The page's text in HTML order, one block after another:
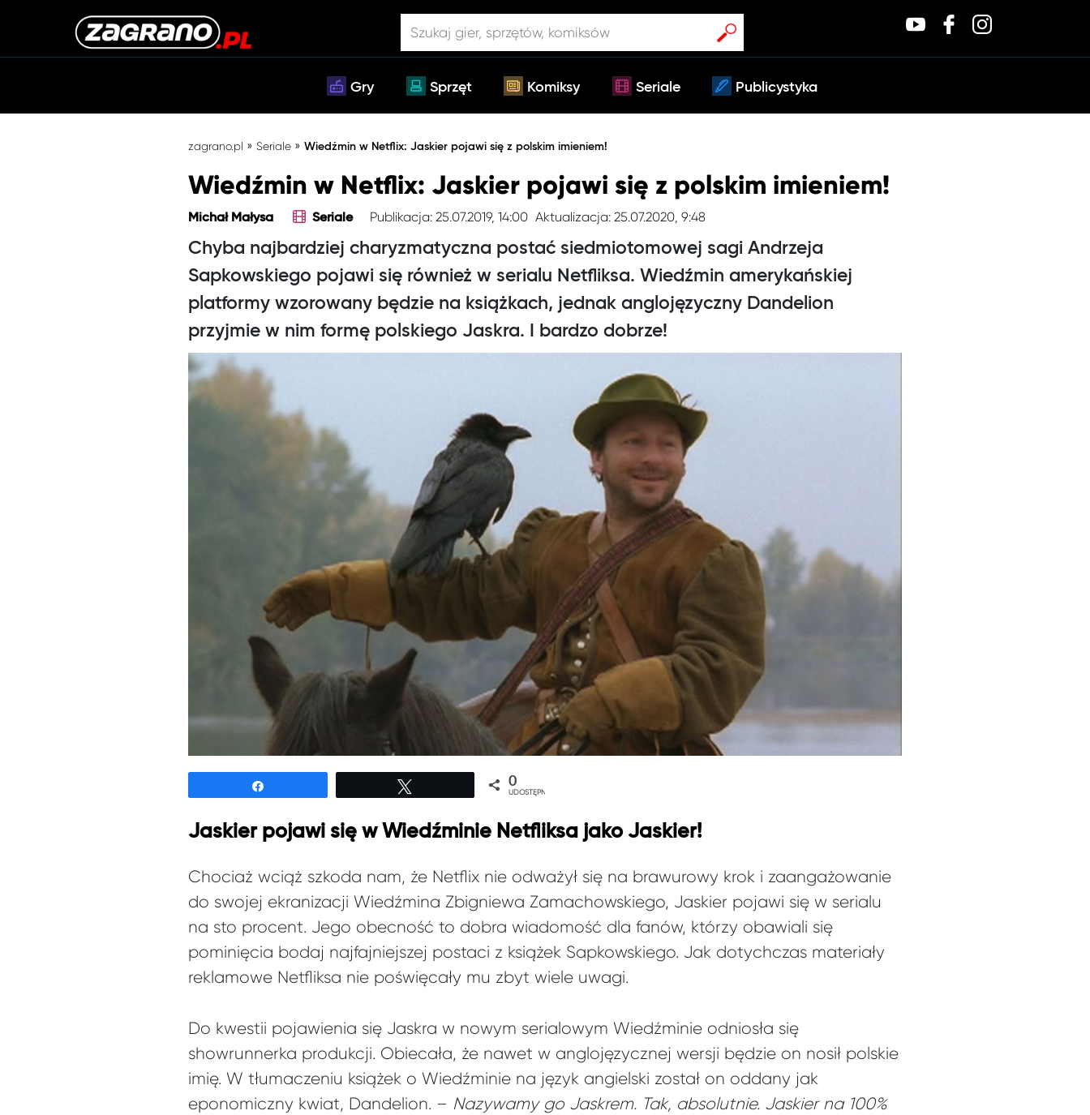
Gry Sprzęt Komiksy Seriale Publicystyka
zagrano.pl » Seriale » Wiedźmin w Netflix: Jaskier pojawi się z polskim imieniem!
Wiedźmin w Netflix: Jaskier pojawi się z polskim imieniem!
Michał Małysa Seriale Publikacja: 25.07.2019, 14:00 Aktualizacja: 25.07.2020, 9:48
Chyba najbardziej charyzmatyczna postać siedmiotomowej sagi Andrzeja
Sapkowskiego pojawi się również w serialu Netfliksa. Wiedźmin amerykańskiej
platformy wzorowany będzie na książkach, jednak anglojęzyczny Dandelion
przyjmie w nim formę polskiego Jaskra. I bardzo dobrze!
0
UDOSTĘPNIEŃ
Jaskier pojawi się w Wiedźminie Netfliksa jako Jaskier!
Chociaż wciąż szkoda nam, że Netflix nie odważył się na brawurowy krok i zaangażowanie
do swojej ekranizacji Wiedźmina Zbigniewa Zamachowskiego, Jaskier pojawi się w serialu
na sto procent. Jego obecność to dobra wiadomość dla fanów, którzy obawiali się
pominięcia bodaj najfajniejszej postaci z książek Sapkowskiego. Jak dotychczas materiały
reklamowe Netfliksa nie poświęcały mu zbyt wiele uwagi.
Do kwestii pojawienia się Jaskra w nowym serialowym Wiedźminie odniosła się
showrunnerka produkcji. Obiecała, że nawet w anglojęzycznej wersji będzie on nosił polskie
imię. W tłumaczeniu książek o Wiedźminie na język angielski został on oddany jak
eponomiczny kwiat, Dandelion. – Nazywamy go Jaskrem. Tak, absolutnie. Jaskier na 100%